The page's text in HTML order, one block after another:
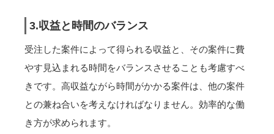
3.収益と時間のバランス
受注した案件によって得られる収益と、その案件に費
やす見込まれる時間をバランスさせることも考慮すべ
きです。高収益ながら時間がかかる案件は、他の案件
との兼ね合いを考えなければなりません。効率的な働
き方が求められます。